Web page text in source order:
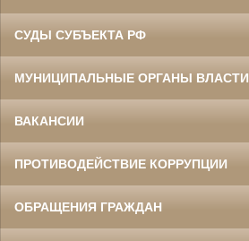
СУДЫ СУБЪЕКТА РФ
МУНИЦИПАЛЬНЫЕ ОРГАНЫ ВЛАСТИ
ВАКАНСИИ
ПРОТИВОДЕЙСТВИЕ КОРРУПЦИИ
ОБРАЩЕНИЯ ГРАЖДАН